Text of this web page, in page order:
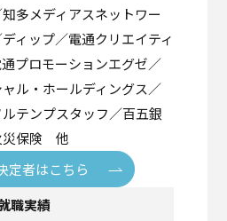
多メディアスネットワー
ィップ／電通クリエイティ
プロモーションエグゼ／
ル・ホールディングス／
テンプスタッフ／百五銀
災保険 他
定者はこちら
職実績